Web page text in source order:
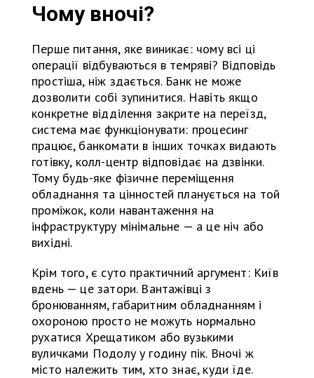
Чому вночі?
Перше питання, яке виникає: чому всі ці
операції відбуваються в темряві? Відповідь
простіша, ніж здається. Банк не може
дозволити собі зупинитися. Навіть якщо
конкретне відділення закрите на переїзд,
система має функціонувати: процесинг
працює, банкомати в інших точках видають
готівку, колл-центр відповідає на дзвінки.
Тому будь-яке фізичне переміщення
обладнання та цінностей планується на той
проміжок, коли навантаження на
інфраструктуру мінімальне — а це ніч або
вихідні.
Крім того, є суто практичний аргумент: Київ
вдень — це затори. Вантажівці з
бронюванням, габаритним обладнанням і
охороною просто не можуть нормально
рухатися Хрещатиком або вузькими
вуличками Подолу у годину пік. Вночі ж
місто належить тим, хто знає, куди їде.